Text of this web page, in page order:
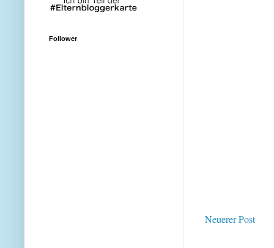
Neuerer Post
Follower